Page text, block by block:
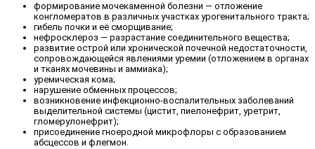
формирование мочекаменной болезни — отложение
конгломератов в различных участках урогенитального тракта;
гибель почки и её сморщивание;
нефросклероз — разрастание соединительного вещества;
развитие острой или хронической почечной недостаточности,
сопровождающейся явлениями уремии (отложением в органах
и тканях мочевины и аммиака);
уремическая кома;
нарушение обменных процессов;
возникновение инфекционно-воспалительных заболеваний
выделительной системы (цистит, пиелонефрит, уретрит,
гломерулонефрит);
присоединение гноеродной микрофлоры с образованием
абсцессов и флегмон.